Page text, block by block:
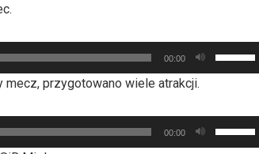
00:00
strzałek
oraz
przygotowano wiele atrakcji.
00:00
strzałek